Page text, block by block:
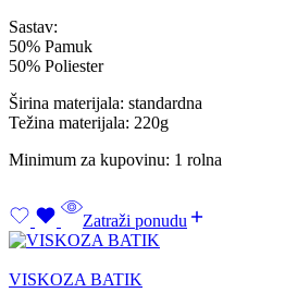
Sastav:
50% Pamuk
50% Poliester
Širina materijala: standardna
Težina materijala: 220g
Minimum za kupovinu: 1 rolna
Zatraži ponudu
VISKOZA BATIK